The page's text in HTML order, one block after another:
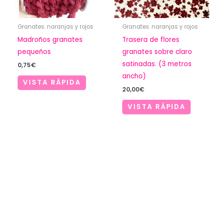
Granates. naranjas y rojos
Madroños granates
pequeños
0,75€
VISTA RÁPIDA
Granates. naranjas y rojos
Trasera de flores
granates sobre claro
satinadas. (3 metros
ancho)
20,00€
VISTA RÁPIDA